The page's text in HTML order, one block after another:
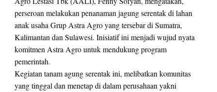
perseroan melakukan penanaman jagung serentak di lahan
anak usaha Grup Astra Agro yang tersebar di Sumatra,
Kalimantan dan Sulawesi. Inisiatif ini menjadi wujud nyata
komitmen Astra Agro untuk mendukung program
pemerintah.
Kegiatan tanam agung serentak ini, melibatkan komunitas
yang tinggal dan menetap di dalam perusahaan yakni